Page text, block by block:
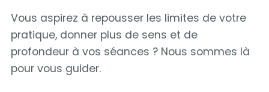
Vous aspirez à repousser les limites de votre
pratique, donner plus de sens et de
profondeur à vos séances ? Nous sommes là
pour vous guider.